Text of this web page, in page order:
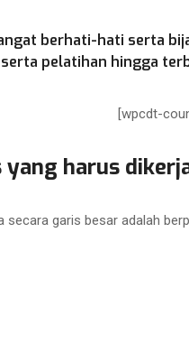
berhati-hati serta
pelatihan hingga
[wpcdt-
harus
garis besar adalah